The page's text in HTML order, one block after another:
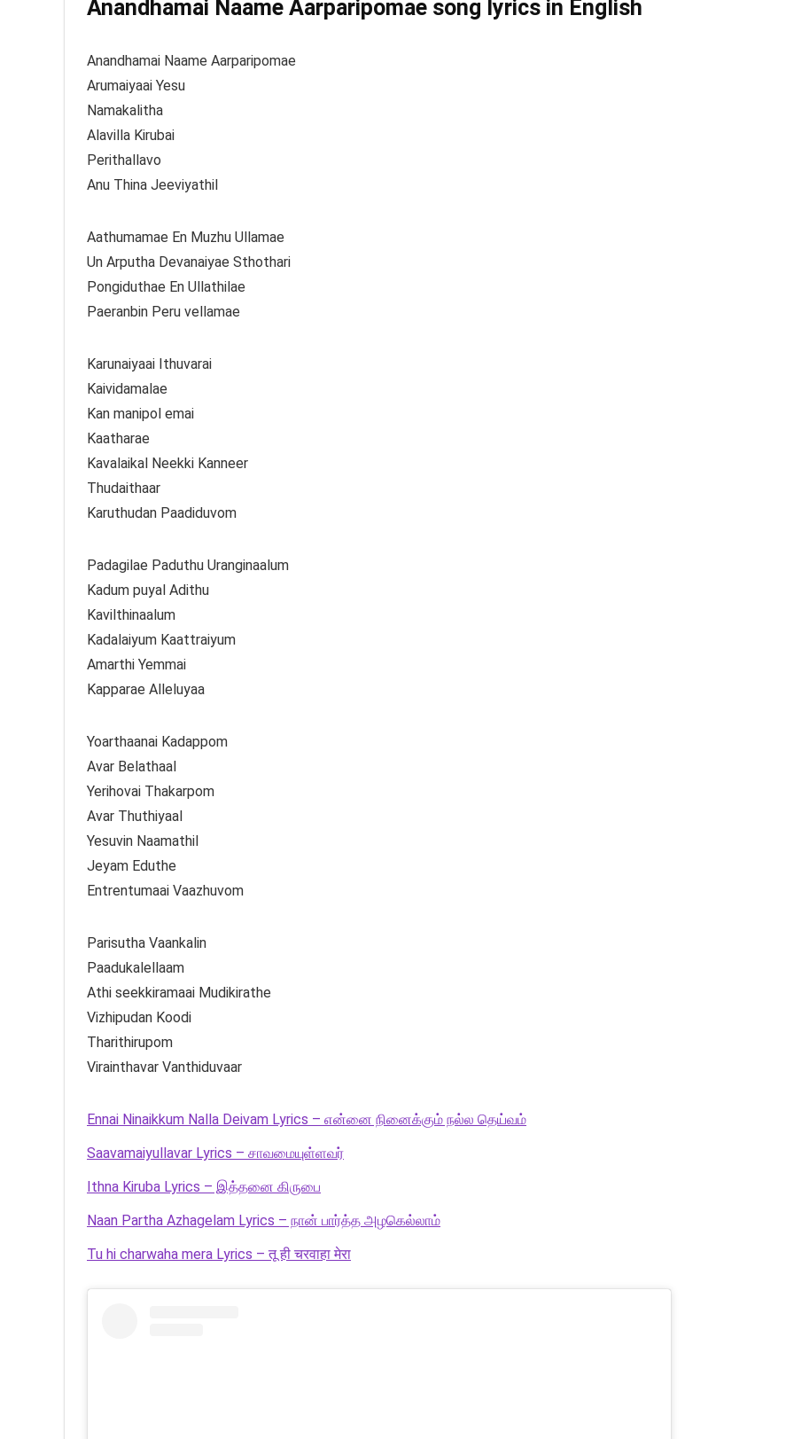
Anandhamai Naame Aarparipomae song lyrics in English
Anandhamai Naame Aarparipomae
Arumaiyaai Yesu
Namakalitha
Alavilla Kirubai
Perithallavo
Anu Thina Jeeviyathil
Aathumamae En Muzhu Ullamae
Un Arputha Devanaiyae Sthothari
Pongiduthae En Ullathilae
Paeranbin Peru vellamae
Karunaiyaai Ithuvarai
Kaividamalae
Kan manipol emai
Kaatharae
Kavalaikal Neekki Kanneer
Thudaithaar
Karuthudan Paadiduvom
Padagilae Paduthu Uranginaalum
Kadum puyal Adithu
Kavilthinaalum
Kadalaiyum Kaattraiyum
Amarthi Yemmai
Kapparae Alleluyaa
Yoarthaanai Kadappom
Avar Belathaal
Yerihovai Thakarpom
Avar Thuthiyaal
Yesuvin Naamathil
Jeyam Eduthe
Entrentumaai Vaazhuvom
Parisutha Vaankalin
Paadukalellaam
Athi seekkiramaai Mudikirathe
Vizhipudan Koodi
Tharithirupom
Virainthavar Vanthiduvaar
Ennai Ninaikkum Nalla Deivam Lyrics – என்னை நினைக்கும் நல்ல தெய்வம்
Saavamaiyullavar Lyrics – சாவமையுள்ளவர்
Ithna Kiruba Lyrics – இத்தனை கிருபை
Naan Partha Azhagelam Lyrics – நான் பார்த்த அழகெல்லாம்
Tu hi charwaha mera Lyrics – तू ही चरवाहा मेरा